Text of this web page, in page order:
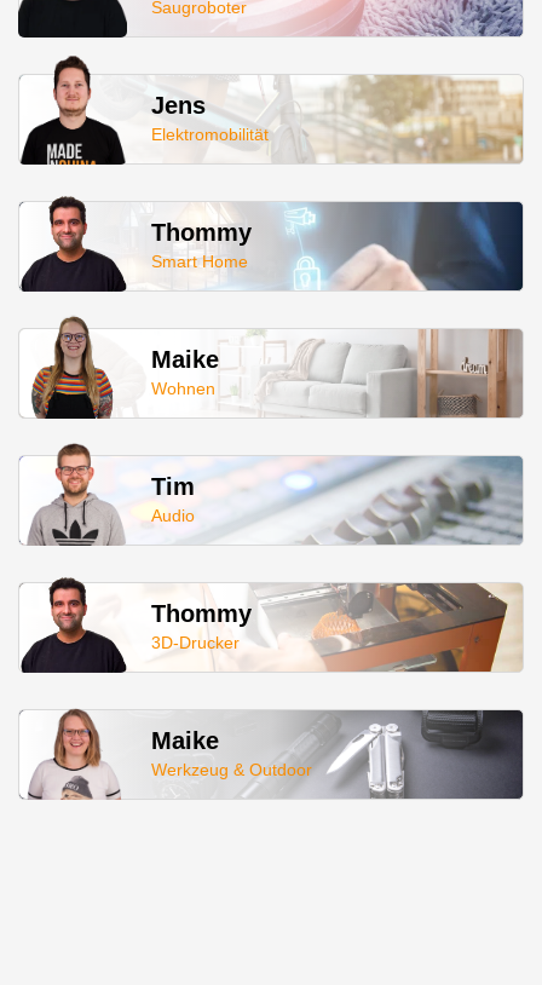
Saugroboter
Jens
Elektromobilität
Thommy
Smart Home
Maike
Wohnen
Tim
Audio
Thommy
3D-Drucker
Maike
Werkzeug & Outdoor